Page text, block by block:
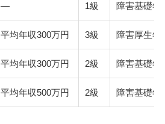
― 1級 障害基礎年
平均年収300万円 3級 障害厚生年
平均年収300万円 2級 障害基礎年
平均年収500万円 2級 障害基礎年